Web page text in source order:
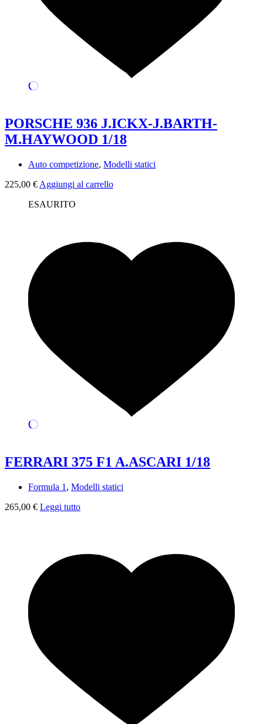
PORSCHE 936 J.ICKX-J.BARTH-
M.HAYWOOD 1/18
Auto competizione, Modelli statici
225,00 € Aggiungi al carrello
ESAURITO
FERRARI 375 F1 A.ASCARI 1/18
Formula 1 , Modelli statici
265,00 € Leggi tutto